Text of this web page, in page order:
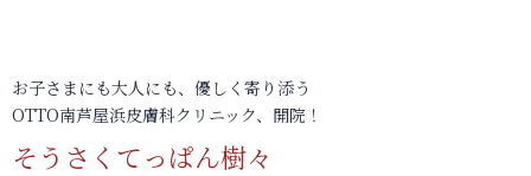
お子さまにも大人にも、優しく寄り添う
OTTO南芦屋浜皮膚科クリニック、開院！
そうさくてっぱん樹々